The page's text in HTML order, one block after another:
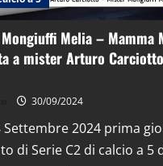
Melia – Mamma
a mister Arturo
30/09/2024
Settembre 2024 prima
di Serie C2 di calcio a 5
2
“SportEmpire” in
(Martedi 28 Aprile
28/04/2026